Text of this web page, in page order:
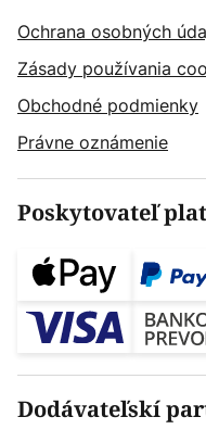
Ochrana osobných
Zásady používania
Obchodné podmienky
Právne oznámenie
Poskytovateľ
Dodávateľskí